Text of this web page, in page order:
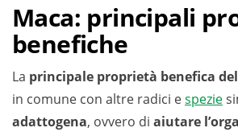
Maca: principali
benefiche
La principale proprietà benefica
in comune con altre radici espezie
adattogena, ovvero di aiutare